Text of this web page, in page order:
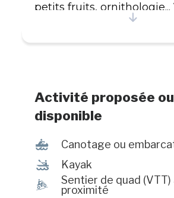
petits fruits, ornithologie...
trouverez aussi des
Activité proposée ou
disponible
7 Canotage ou
‰ Kayak
ä
Sentier de quad (VTT)
proximité